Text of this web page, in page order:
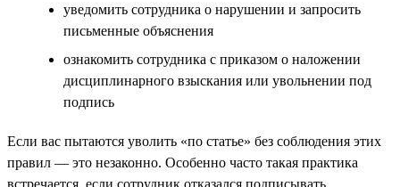
уведомить сотрудника о нарушении и запросить
письменные объяснения
ознакомить сотрудника с приказом о наложении
дисциплинарного взыскания или увольнении под
подпись
Если вас пытаются уволить «по статье» без соблюдения этих
правил — это незаконно. Особенно часто такая практика
встречается, если сотрудник отказался подписывать